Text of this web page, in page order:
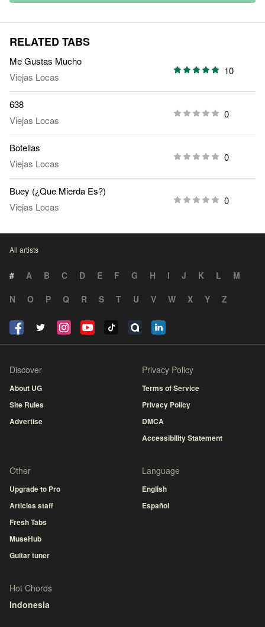
RELATED TABS
Me Gustas Mucho
Viejas Locas
10
638
Viejas Locas
0
Botellas
Viejas Locas
0
Buey (¿Que Mierda Es?)
Viejas Locas
0
All artists
# A B C D E F G H I J K L
M
N
O P Q R S T U V W X Y Z
Discover
About UG
Site Rules
Advertise
Privacy Policy
Terms of Service
Privacy Policy
DMCA
Accessibility Statement
Other
Upgrade to Pro
Articles staff
Fresh Tabs
MuseHub
Guitar tuner
Language
English
Español
Hot Chords
Indonesia